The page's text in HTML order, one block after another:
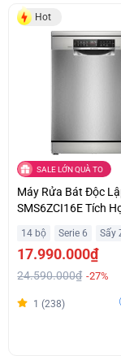
Hot
SALE LỚN QUÀ TO
Máy Rửa Bát Độc
SMS6ZCI16E Tích
Hoàn Hảo Zeolith Hỗ
Góp
14 bộ Serie 6 Sấy
17.990.000₫
24.590.000₫ -27%
1 (238)